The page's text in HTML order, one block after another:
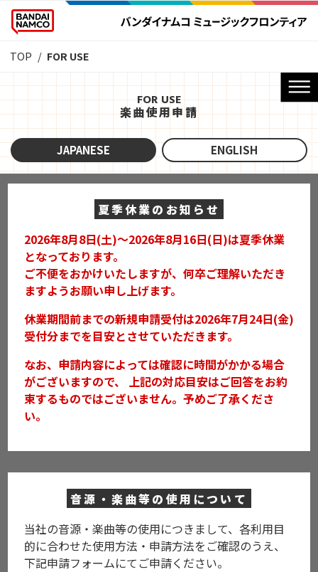
TOP FOR USE
FOR USE
楽曲使用申請
JAPANESE ENGLISH
夏季休業のお知らせ
2026年8月8日(土)～2026年8月16日(日)は夏季休業
となっております。
ご不便をおかけいたしますが、何卒ご理解いただき
ますようお願い申し上げます。
休業期間前までの新規申請受付は2026年7月24日(金)
受付分までを目安とさせていただきます。
なお、申請内容によっては確認に時間がかかる場合
がございますので、
上記の対応目安はご回答をお約
束するものではございません。予めご了承くださ
い。
音源・楽曲等の使用について
当社の音源・楽曲等の使用につきまして、 各利用目
的に合わせた使用方法・申請方法をご確認のうえ、
下記申請フォームにてご申請ください。